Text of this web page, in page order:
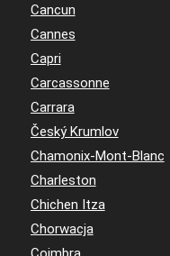
Cancun
Cannes
Capri
Carcassonne
Carrara
Český Krumlov
Chamonix-Mont-Blanc
Charleston
Chichen Itza
Chorwacja